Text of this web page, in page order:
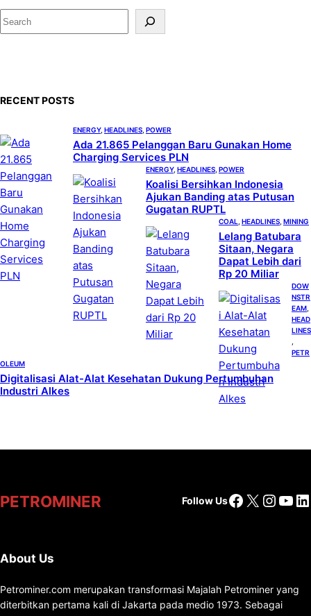
S
e
RECENT POSTS
ENERGY, HEADLINES POWER
Ada 21.865 Pelanggan Baru Gunakan Home
Charging Services PLN
ENERGY, HEADLINES POWER
Koalisi Bersihkan Indonesia
Ajukan Banding atas Putusan
Gugatan RUPTL
COAL HEADLINES MINING
Lelang Batubara
Sitaan, Negara
Dapat Lebih dari
Rp 20 Miliar
DOW
NSTR
EAM
HEAD
LINES
PETR
OLEUM
Digitalisasi Alat-Alat Kesehatan Dukung Pertumbuhan
Industri Alkes
PETROMINER Follow UsFacebook
X
About Us
Petrominer.com merupakan transformasi Majalah Petrominer yang
diterbitkan pertama kali di Jakarta pada medio 1973. Sebagai